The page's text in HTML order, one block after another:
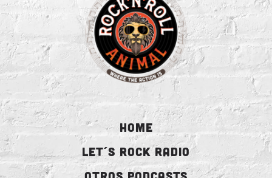
HOME
LET´S ROCK RADIO